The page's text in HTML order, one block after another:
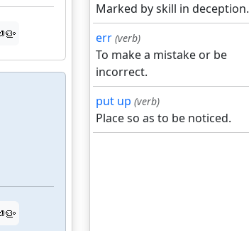
Marked by skill in deception.
err (verb)
To make a mistake or be
incorrect.
put up (verb)
Place so as to be noticed.